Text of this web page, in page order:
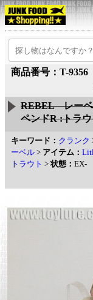
商品番号：T-9356
REBEL レー
ペンドR :トラ
キーワード： クランク
ーベル > アイテム：
トラウト >状態： EX-